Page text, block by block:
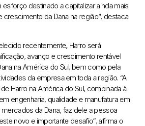
esforço destinado a capitalizar ainda mais
da Dana na região”, destaca
recentemente, Harro será
avanço e crescimento rentável
na América do Sul, bem como pela
da empresa em toda a região. “A
Harro na América do Sul, combinada à
engenharia, qualidade e manufatura em
da Dana, faz dele a pessoa
novo e importante desafio”, afirma o